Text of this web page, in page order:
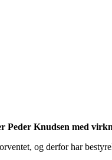
Peder Knudsen med
og derfor har